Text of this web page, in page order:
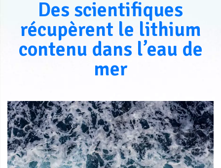
Des scientifiques
récupèrent le lithium
contenu dans l’eau de
mer